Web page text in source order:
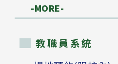
-MORE-
教職員系統